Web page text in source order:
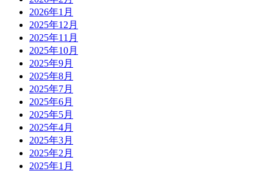
2026年1月
2025年12月
2025年11月
2025年10月
2025年9月
2025年8月
2025年7月
2025年6月
2025年5月
2025年4月
2025年3月
2025年2月
2025年1月